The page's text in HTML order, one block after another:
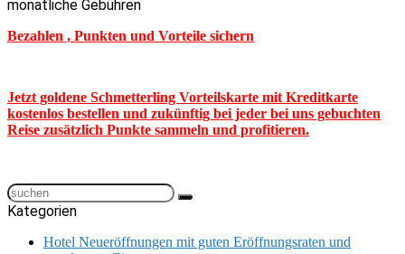
monatliche Gebühren
Bezahlen , Punkten und Vorteile sichern
Jetzt goldene Schmetterling Vorteilskarte mit Kreditkarte
kostenlos bestellen und zukünftig bei jeder bei uns gebuchten
Reise zusätzlich Punkte sammeln und profitieren.
Kategorien
Hotel Neueröffnungen mit guten Eröffnungsraten und